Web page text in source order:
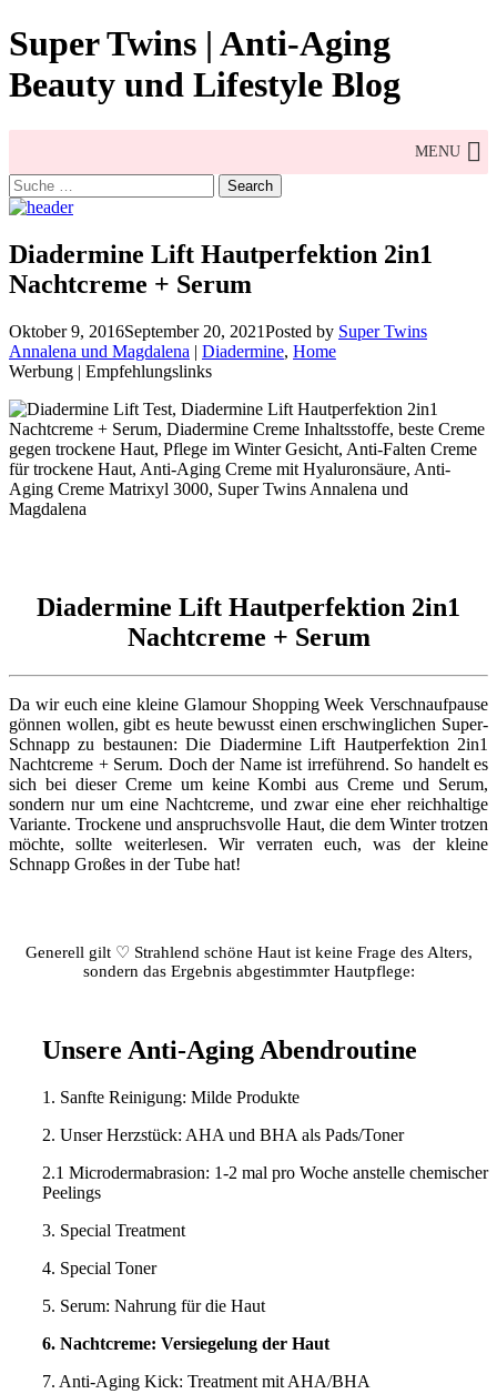
Skip
to
content
Super Twins | Anti-Aging
Beauty und Lifestyle Blog
MENU
Search
for:
Diadermine Lift Hautperfektion 2in1
Nachtcreme + Serum
Oktober 9, 2016September 20, 2021Posted by Super Twins
Annalena und Magdalena | Diadermine, Home
Werbung | Empfehlungslinks
Diadermine Lift Hautperfektion 2in1
Nachtcreme + Serum
Da wir euch eine kleine Glamour Shopping Week Verschnaufpause
gönnen wollen, gibt es heute bewusst einen erschwinglichen Super-
Schnapp zu bestaunen: Die Diadermine Lift Hautperfektion 2in1
Nachtcreme + Serum. Doch der Name ist irreführend. So handelt es
sich bei dieser Creme um keine Kombi aus Creme und Serum,
sondern nur um eine Nachtcreme, und zwar eine eher reichhaltige
Variante. Trockene und anspruchsvolle Haut, die dem Winter trotzen
möchte, sollte weiterlesen. Wir verraten euch, was der kleine
Schnapp Großes in der Tube hat!
Generell gilt ♡ Strahlend schöne Haut ist keine Frage des Alters,
sondern das Ergebnis abgestimmter Hautpflege:
Unsere Anti-Aging Abendroutine
1. Sanfte Reinigung: Milde Produkte
2. Unser Herzstück: AHA und BHA als Pads/Toner
2.1 Microdermabrasion: 1-2 mal pro Woche anstelle chemischer
Peelings
3. Special Treatment
4. Special Toner
5. Serum: Nahrung für die Haut
6. Nachtcreme: Versiegelung der Haut
7. Anti-Aging Kick: Treatment mit AHA/BHA